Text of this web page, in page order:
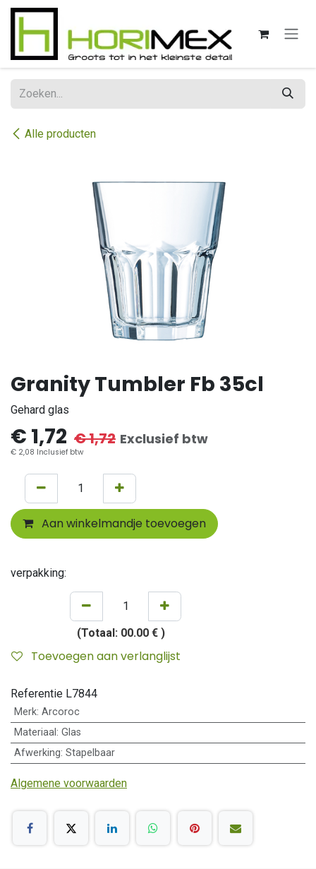
Overslaan naar inhoud
Alle producten
Granity Tumbler Fb 35cl
Gehard glas
€ 1,72 €1,72 Exclusief btw
€ 2,08 Inclusief btw
Aan winkelmandje toevoegen
verpakking:
(Totaal: 00.00 € )
Toevoegen aan verlanglijst
Referentie L7844
Merk: Arcoroc
Materiaal : Glas
Afwerking: Stapelbaar
Algemene voorwaarden